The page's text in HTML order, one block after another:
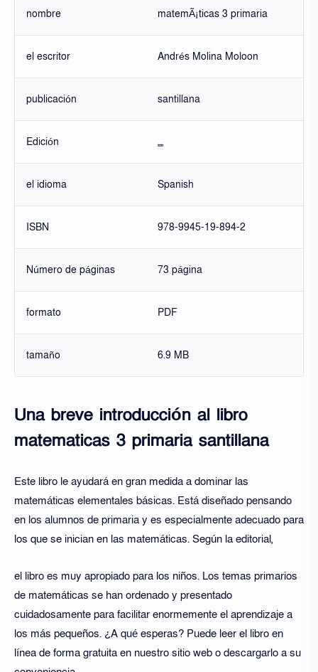
nombre matemÃ¡ticas 3 primaria
el escritor Andrés Molina Moloon
publicación santillana
Edición ,,,,
el idioma Spanish
ISBN 978-9945-19-894-2
Número de páginas 73 página
formato PDF
tamaño 6.9 MB
Una breve introducción al libro
matematicas 3 primaria santillana
Este libro le ayudará en gran medida a dominar las
matemáticas elementales básicas. Está diseñado pensando
en los alumnos de primaria y es especialmente adecuado para
los que se inician en las matemáticas. Según la editorial,
el libro es muy apropiado para los niños. Los temas primarios
de matemáticas se han ordenado y presentado
cuidadosamente para facilitar enormemente el aprendizaje a
los más pequeños. ¿A qué esperas? Puede leer el libro en
línea de forma gratuita en nuestro sitio web o descargarlo a su